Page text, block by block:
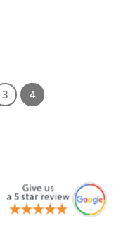
3 4